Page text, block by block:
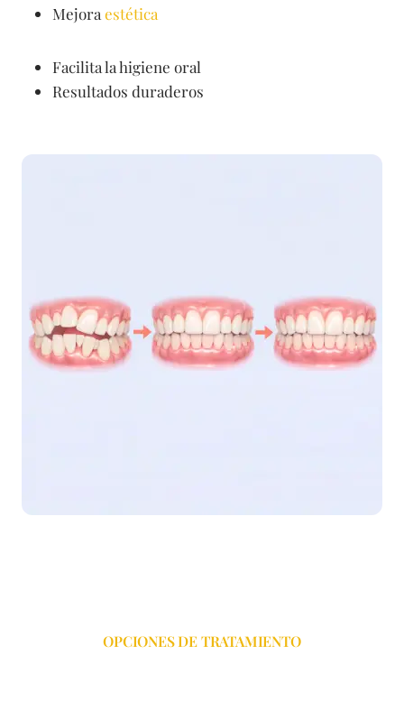
Mejora estética
Facilita la higiene oral
Resultados duraderos
OPCIONES DE TRATAMIENTO